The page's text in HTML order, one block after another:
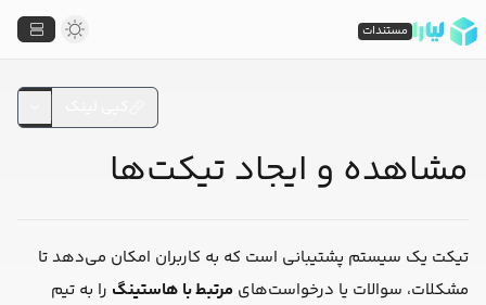
مشاهده و ایجاد تیکت‌ها
تیکت یک سیستم پشتیبانی است که به کاربران امکان می‌دهد تا
مشکلات، سوالات یا درخواست‌های مرتبط با هاستینگ را به تیم
مستندات